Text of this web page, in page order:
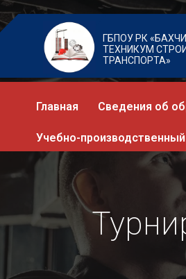
ГБПОУ РК
ТЕХНИКУМ
ТРАНСПОРТА»
Главная Сведения об
Учебно-